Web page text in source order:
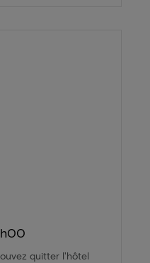
quitter l'hôtel